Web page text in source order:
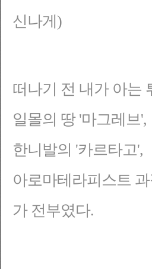
신나게)
떠나기 전 내가 아는
일몰의 땅 '마그레브',
한니발의 '카르타고',
아로마테라피스트
가 전부였다.